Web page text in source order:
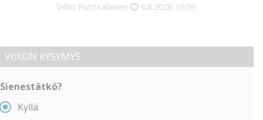
Vilho Ruotsalainen 6.8.2026 16:09
VIIKON KYSYMYS
Sienestätkö?
Kyllä